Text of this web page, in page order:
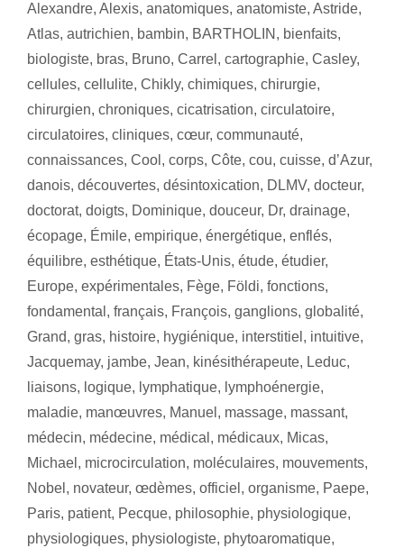
Alexandre, Alexis, anatomiques, anatomiste, Astride,
Atlas, autrichien, bambin, BARTHOLIN , bienfaits,
biologiste, bras, Bruno, Carrel , cartographie, Casley,
cellules, cellulite, Chikly, chimiques, chirurgie,
chirurgien, chroniques, cicatrisation, circulatoire,
circulatoires, cliniques, cœur, communauté,
connaissances, Cool , corps, Côte, cou, cuisse, d’Azur,
danois, découvertes, désintoxication, DLMV, docteur,
doctorat, doigts, Dominique, douceur, Dr, drainage,
écopage, Émile, empirique, énergétique, enflés,
équilibre, esthétique, États-Unis, étude, étudier,
Europe, expérimentales, Fège, Földi, fonctions,
fondamental , français, François, ganglions, globalité,
Grand, gras, histoire, hygiénique, interstitiel , intuitive,
Jacquemay, jambe, Jean, kinésithérapeute, Leduc,
liaisons, logique, lymphatique, lymphoénergie,
maladie, manœuvres, Manuel , massage, massant,
médecin, médecine, médical , médicaux, Micas,
Michael , microcirculation, moléculaires, mouvements,
Nobel , novateur, œdèmes, officiel , organisme, Paepe,
Paris, patient, Pecque, philosophie, physiologique,
physiologiques, physiologiste, phytoaromatique,